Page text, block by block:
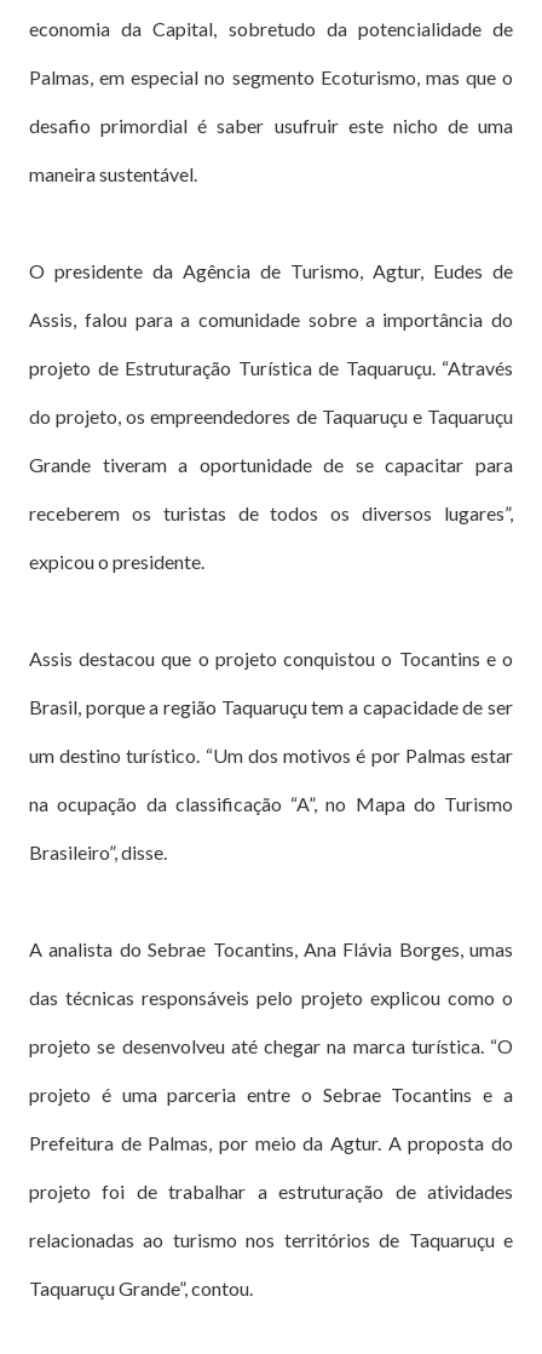
economia da Capital, sobretudo da potencialidade de
Palmas, em especial no segmento Ecoturismo, mas que o
desafio primordial é saber usufruir este nicho de uma
maneira sustentável.
O presidente da Agência de Turismo, Agtur, Eudes de
Assis, falou para a comunidade sobre a importância do
projeto de Estruturação Turística de Taquaruçu. “Através
do projeto, os empreendedores de Taquaruçu e Taquaruçu
Grande tiveram a oportunidade de se capacitar para
receberem os turistas de todos os diversos lugares”,
expicou o presidente.
Assis destacou que o projeto conquistou o Tocantins e o
Brasil, porque a região Taquaruçu tem a capacidade de ser
um destino turístico. “Um dos motivos é por Palmas estar
na ocupação da classificação “A”, no Mapa do Turismo
Brasileiro”, disse.
A analista do Sebrae Tocantins, Ana Flávia Borges, umas
das técnicas responsáveis pelo projeto explicou como o
projeto se desenvolveu até chegar na marca turística. “O
projeto é uma parceria entre o Sebrae Tocantins e a
Prefeitura de Palmas, por meio da Agtur. A proposta do
projeto foi de trabalhar a estruturação de atividades
relacionadas ao turismo nos territórios de Taquaruçu e
Taquaruçu Grande”, contou.